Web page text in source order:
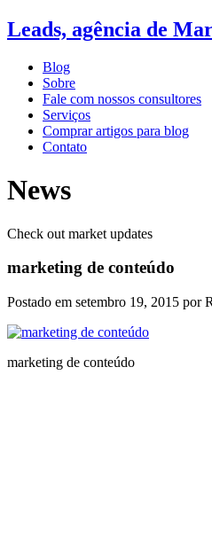
Leads, agência de
Blog
Sobre
Fale com nossos consultores
Serviços
Comprar artigos para blog
Contato
News
Check out market updates
marketing de conteúdo
Postado em setembro 19, 2015 por
marketing de conteúdo